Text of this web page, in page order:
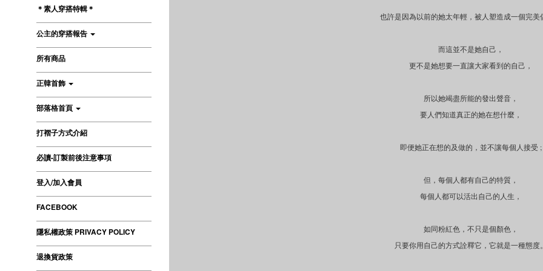
＊素人穿搭特輯＊
公主的穿搭報告
所有商品
正韓首飾
部落格首頁
打褶子方式介紹
必讀-訂製前後注意事項
登入/加入會員
FACEBOOK
隱私權政策 PRIVACY POLICY
退換貨政策
也許是因為以前的她太年輕，被人塑造成一個完美
而這並不是她自己，
更不是她想要一直讓大家看到的自己，
所以她竭盡所能的發出聲音，
要人們知道真正的她在想什麼，
即便她正在想的及做的，並不讓每個人接受 ;
但，每個人都有自己的特質，
每個人都可以活出自己的人生，
如同粉紅色，不只是個顏色，
只要你用自己的方式詮釋它，它就是一種態度。